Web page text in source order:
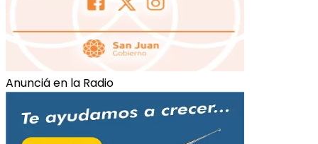
Anunciá en la Radio